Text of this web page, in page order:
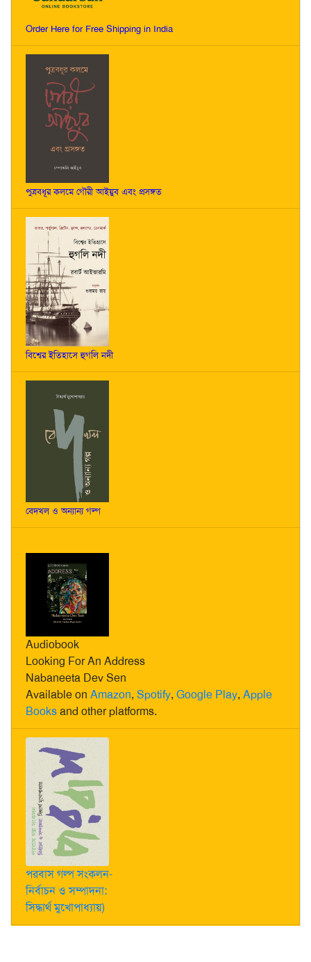
Order Here for Free Shipping in India
পুত্রবধূর কলমে গৌরী আইয়ুব এবং প্রসঙ্গত
বিশ্বের ইতিহাসে হুগলি নদী
বেদখল ও অন্যান্য গল্প
Audiobook
Looking For An Address
Nabaneeta Dev Sen
Available on Amazon, Spotify, Google Play, Apple
Booksand other platforms.
পরবাস গল্প সংকলন-
নির্বাচন ও সম্পাদনা:
সিদ্ধার্থ মুখোপাধ্যায়)